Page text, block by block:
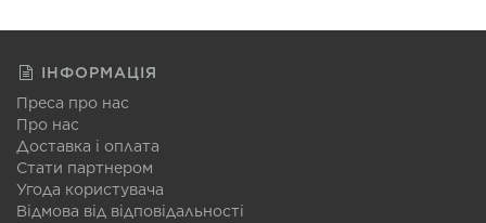
ІНФОРМАЦІЯ
Преса про нас
Про нас
Доставка і оплата
Стати партнером
Угода користувача
Відмова від відповідальності